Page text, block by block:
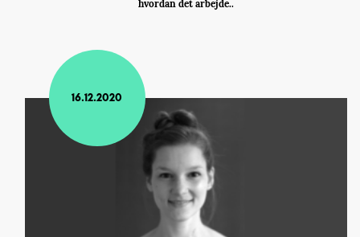
hvordan det arbejde..
16.12.2020